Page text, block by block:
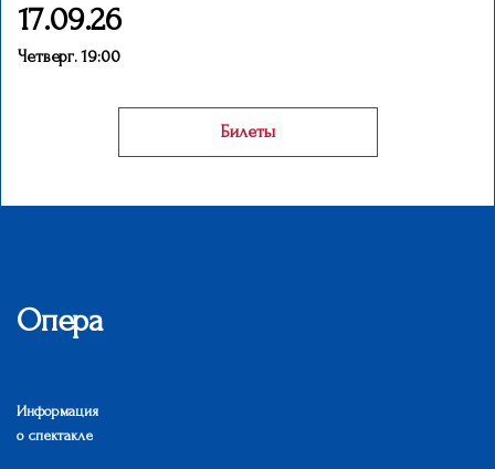
17.09.26
Четверг. 19:00
Билеты
Опера
Информация
о спектакле